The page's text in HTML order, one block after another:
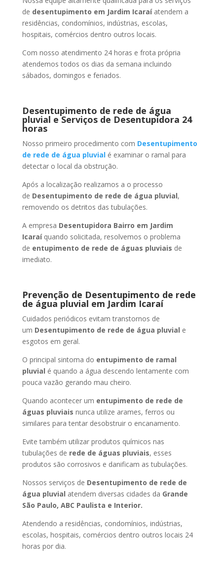
de desentupimento em Jardim Icaraí atendem a
residências, condomínios, indústrias, escolas,
hospitais, comércios dentro outros locais.
Com nosso atendimento 24 horas e frota própria
atendemos todos os dias da semana incluindo
sábados, domingos e feriados.
Desentupimento de rede de água
pluvial e Serviços de Desentupidora 24
horas
Nosso primeiro procedimento com Desentupimento
de rede de água pluvialé examinar o ramal para
detectar o local da obstrução.
Após a localização realizamos a o processo
de Desentupimento de rede de água pluvial,
removendo os detritos das tubulações.
A empresa Desentupidora Bairro em Jardim
Icaraí quando solicitada, resolvemos o problema
de entupimento de rede de águas pluviais de
imediato.
Prevenção de Desentupimento de rede
de água pluvial em Jardim Icaraí
Cuidados periódicos evitam transtornos de
um Desentupimento de rede de água pluvial e
esgotos em geral.
O principal sintoma do entupimento de ramal
pluvial é quando a água descendo lentamente com
pouca vazão gerando mau cheiro.
Quando acontecer um entupimento de rede de
águas pluviais nunca utilize arames, ferros ou
similares para tentar desobstruir o encanamento.
Evite também utilizar produtos químicos nas
tubulações de rede de águas pluviais, esses
produtos são corrosivos e danificam as tubulações.
Nossos serviços de Desentupimento de rede de
água pluvial atendem diversas cidades da Grande
São Paulo, ABC Paulista e Interior.
Atendendo a residências, condomínios, indústrias,
escolas, hospitais, comércios dentro outros locais 24
horas por dia.